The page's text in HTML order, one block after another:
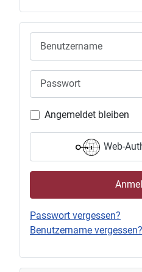
Angemeldet bleiben
Web-
Passwort vergessen?
Benutzername vergessen?